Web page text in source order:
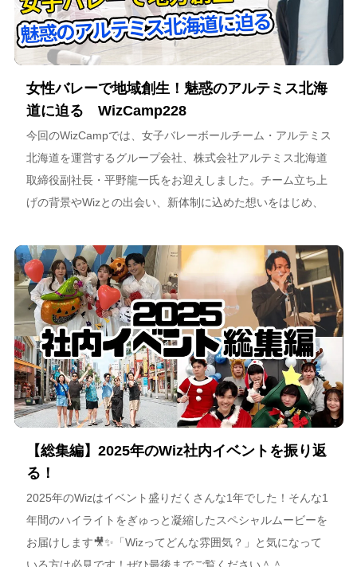
女性バレーで地域創生！魅惑のアルテミス北海
道に迫る WizCamp228
今回のWizCampでは、女子バレーボールチーム・アルテミス
北海道を運営するグループ会社、株式会社アルテミス北海道
取締役副社長・平野龍一氏をお迎えしました。チーム立ち上
げの背景やWizとの出会い、新体制に込めた想いをはじめ、
海道が描く今後のビジョンについて語っています。
【総集編】2025年のWiz社内イベントを振り返
る！
2025年のWizはイベント盛りだくさんな1年でした！そんな1
年間のハイライトをぎゅっと凝縮したスペシャルムービーを
お届けします🎥✨「Wizってどんな雰囲気？」と気になって